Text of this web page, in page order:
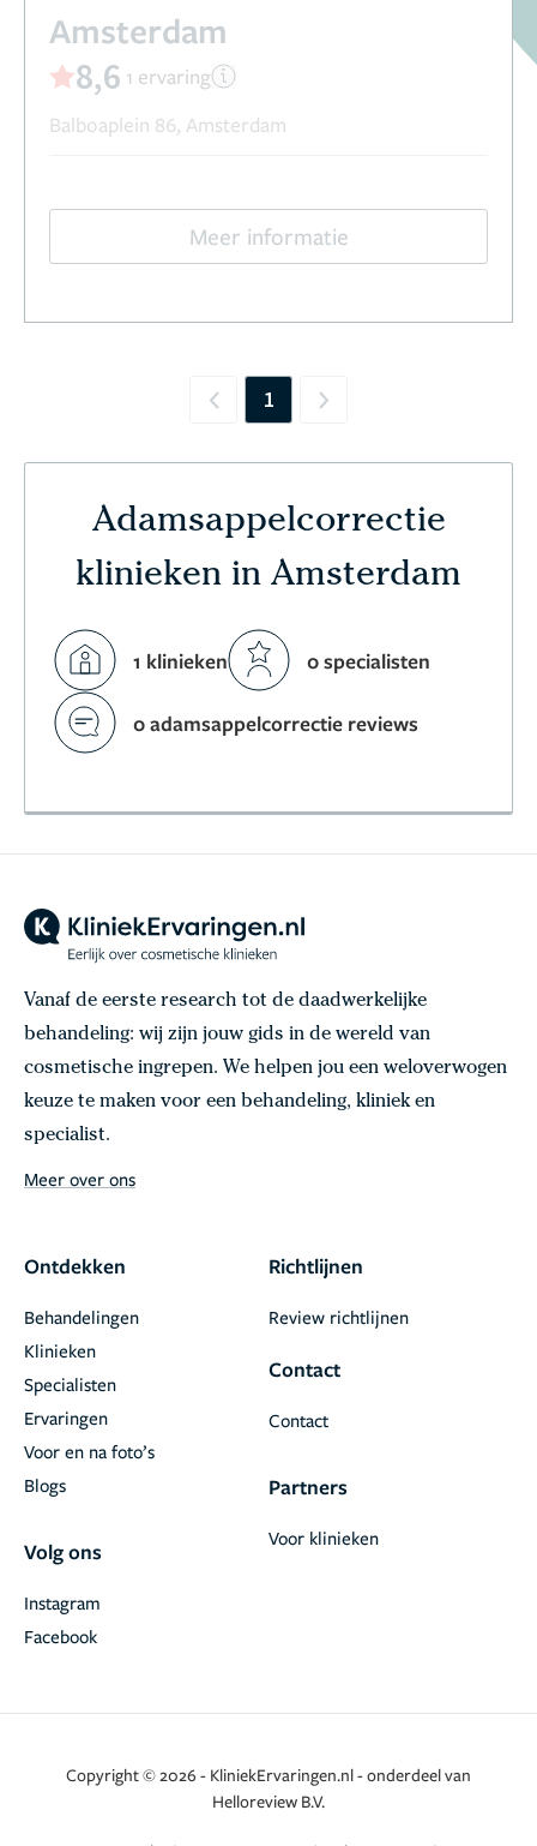
Amsterdam
8,6 1 ervaring
Balboaplein 86, Amsterdam
Meer informatie
Previous
1 Next
Adamsappelcorrectie
klinieken in Amsterdam
1 klinieken 0 specialisten
0 adamsappelcorrectie reviews
Vanaf de eerste research tot de daadwerkelijke
behandeling: wij zijn jouw gids in de wereld van
cosmetische ingrepen. We helpen jou een weloverwogen
keuze te maken voor een behandeling, kliniek en
specialist.
Meer over ons
Ontdekken
Behandelingen
Klinieken
Specialisten
Ervaringen
Voor en na foto’s
Blogs
Volg ons
Facebook
Instagram
Richtlijnen
Review richtlijnen
Contact
Contact
Partners
Voor klinieken
Copyright © 2026 - KliniekErvaringen.nl - onderdeel van
Helloreview B.V.